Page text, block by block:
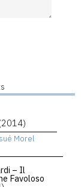
Morel
– Il
Favoloso